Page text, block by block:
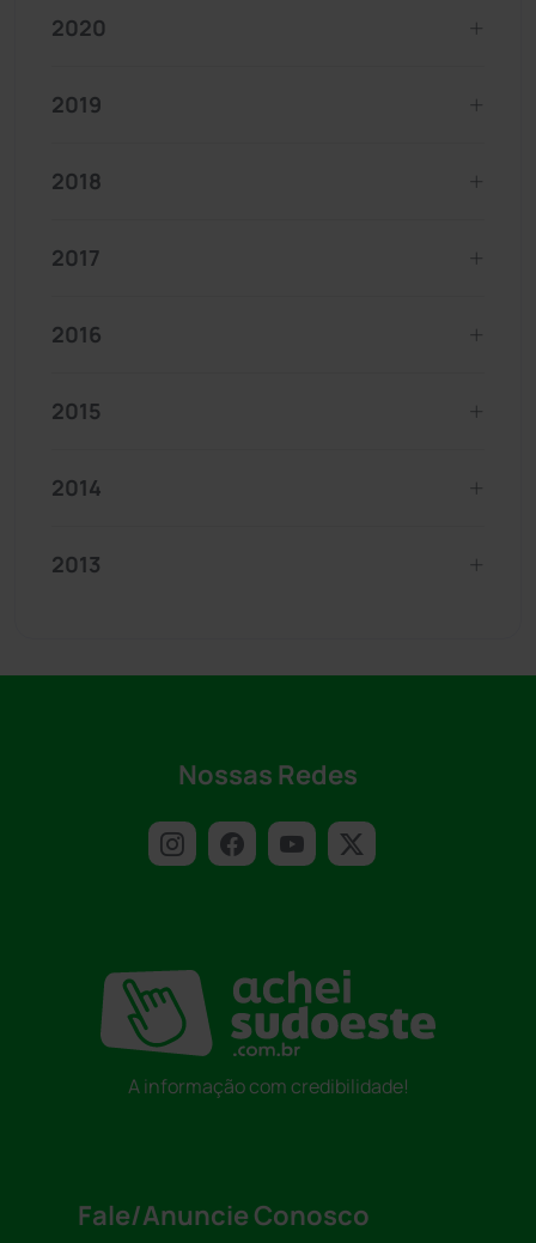
2020
2019
2018
2017
2016
2015
2014
2013
Nossas Redes
A informação com credibilidade!
Fale/Anuncie Conosco